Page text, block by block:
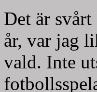
Det är
år, var jag
vald. Inte